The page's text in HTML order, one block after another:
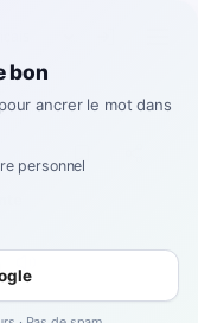
bon
ancrer le mot dans
personnel